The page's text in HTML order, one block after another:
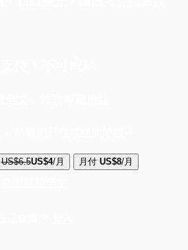
US$6.5US$4/月 月付 US$8/月